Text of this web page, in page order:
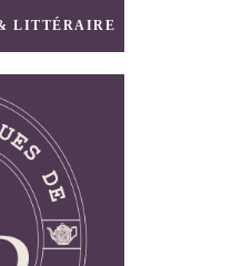
LITTÉRAIRE